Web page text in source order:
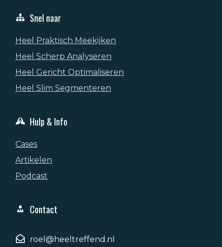
Snel naar
Heel Praktisch Meekijken
Heel Scherp Analyseren
Heel Gericht Optimaliseren
Heel Slim Segmenteren
Hulp & Info
Cases
Artikelen
Podcast
Contact
roel@heeltreffend.nl